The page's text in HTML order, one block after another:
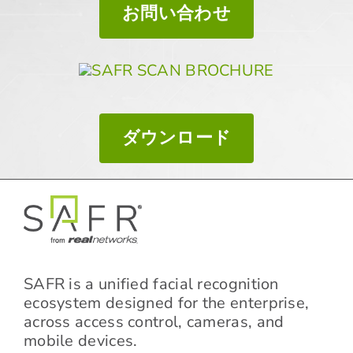
お問い合わせ
ダウンロード
SAFR is a unified facial recognition
ecosystem designed for the enterprise,
across access control, cameras, and
mobile devices.